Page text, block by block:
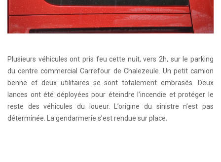
Plusieurs véhicules ont pris feu cette nuit, vers 2h, sur le parking
du centre commercial Carrefour de Chalezeule. Un petit camion
benne et deux utilitaires se sont totalement embrasés. Deux
lances ont été déployées pour éteindre l’incendie et protéger le
reste des véhicules du loueur. L’origine du sinistre n’est pas
déterminée. La gendarmerie s’est rendue sur place.